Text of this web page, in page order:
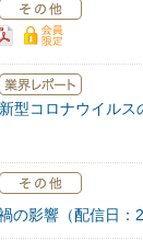
型コロナウイル
の影響（配信日：